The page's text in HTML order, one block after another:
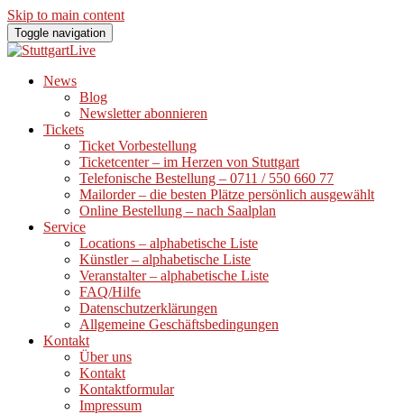
Skip to main content
Toggle navigation
News
Blog
Newsletter abonnieren
Tickets
Ticket Vorbestellung
Ticketcenter – im Herzen von Stuttgart
Telefonische Bestellung – 0711 / 550 660 77
Mailorder – die besten Plätze persönlich ausgewählt
Online Bestellung – nach Saalplan
Service
Locations – alphabetische Liste
Künstler – alphabetische Liste
Veranstalter – alphabetische Liste
FAQ/Hilfe
Datenschutzerklärungen
Allgemeine Geschäftsbedingungen
Kontakt
Über uns
Kontakt
Kontaktformular
Impressum